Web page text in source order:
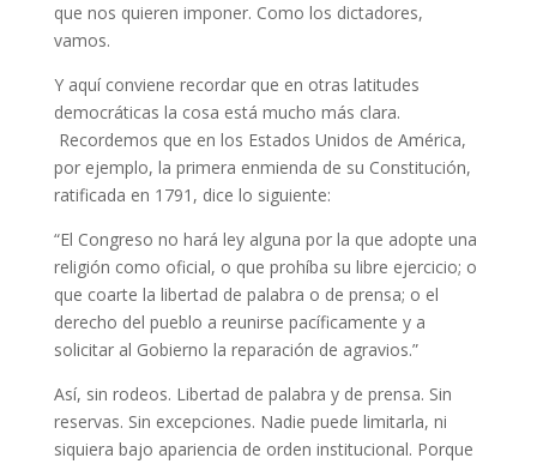
que nos quieren imponer. Como los dictadores,
vamos.
Y aquí conviene recordar que en otras latitudes
democráticas la cosa está mucho más clara.
Recordemos que en los Estados Unidos de América,
por ejemplo, la primera enmienda de su Constitución,
ratificada en 1791, dice lo siguiente:
“El Congreso no hará ley alguna por la que adopte una
religión como oficial, o que prohíba su libre ejercicio; o
que coarte la libertad de palabra o de prensa; o el
derecho del pueblo a reunirse pacíficamente y a
solicitar al Gobierno la reparación de agravios.”
Así, sin rodeos. Libertad de palabra y de prensa. Sin
reservas. Sin excepciones. Nadie puede limitarla, ni
siquiera bajo apariencia de orden institucional. Porque